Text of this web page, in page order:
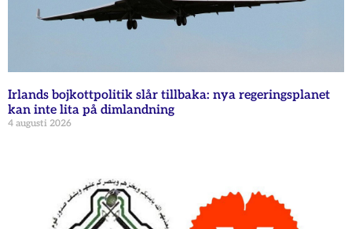
Irlands bojkottpolitik slår tillbaka: nya regeringsplanet
kan inte lita på dimlandning
4 augusti 2026